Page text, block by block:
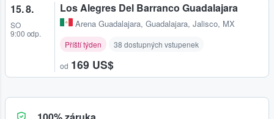
15. 8.
SO
9:00 odp.
Los Alegres Del Barranco Guadalajara
Arena Guadalajara, Guadalajara, Jalisco, MX
Příští týden 38 dostupných vstupenek
od 169 US$